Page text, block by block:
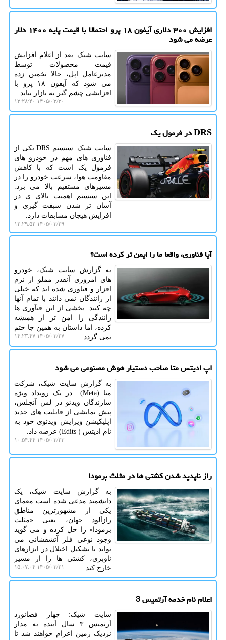
افزایش ۳۰۰ دلاری آیفون ۱۸ پرو احتمالا با قیمت پایه ۱۴۰۰ دلار
عرضه می شود
سایت شیک: بعد از اعلام افزایش
قیمت محصولات توسط
مدیرعامل اپل، حالا تخمین زده
می شود که آیفون ۱۸ پرو با
افزایشی چشم گیر به بازار بیاید.
۱۴۰۵/۰۳/۳۰ ۱۲:۲۸:۴۰
DRS در فرمول یک
سایت شیک: سیستم DRS یکی از
فناوری های مهم در خودرو های
فرمول یک است که با کاهش
مقاومت هوا، سرعت خودرو را در
مسیرهای مستقیم بالا می برد.
این سیستم اهمیت بالای ی در
آسان تر شدن سبقت گیری و
افزایش هیجان مسابقات دارد.
۱۴۰۵/۰۳/۲۹ ۱۲:۲۹:۵۲
آیا فناوری، واقعا ما را ایمن تر کرده است؟
به گزارش سایت شیک، خودرو
های امروزی آنقدر مملو از نرم
افزار و فناوری شده اند که خیلی
از رانندگان نمی دانند با تمام آنها
چه کنند. بخشی از این فنآوری ها
رانندگی را امن تر از همیشه
کرده، اما داستان به همین جا ختم
نمی گردد.
۱۴۰۵/۰۳/۲۷ ۱۴:۲۳:۴۷
اپ ادیتس متا صاحب دستیار هوش مصنوعی می شود
به گزارش سایت شیک، شرکت
متا (Meta) در یک رویداد ویژه
سازندگان ویدئو در لس آنجلس،
پیش نمایشی از قابلیت های جدید
اپلیکیشن ویرایش ویدئوی خود به
نام ادیتس ( Edits) عرضه داد.
۱۴۰۵/۰۳/۲۳ ۱۰:۵۴:۴۴
راز ناپدید شدن کشتی ها در مثلث برمودا
به گزارش سایت شیک، یک
دانشمند مدعی شده است معمای
یکی از مشهورترین مناطق
رازآلود جهان، یعنی «مثلث
برمودا» را حل کرده و می گوید
وجود نوعی فلز آتشفشانی می
تواند با تشکیل اختلال در ابزارهای
ناوبری، کشتی ها را از مسیر
خارج کند.
۱۴۰۵/۰۳/۲۱ ۱۵:۰۷:۰۴
اعلام نام خدمه آرتمیس 3
سایت شیک: چهار فضانورد
آرتمیس ۳ سال آینده به مدار
نزدیک زمین اعزام خواهند شد تا